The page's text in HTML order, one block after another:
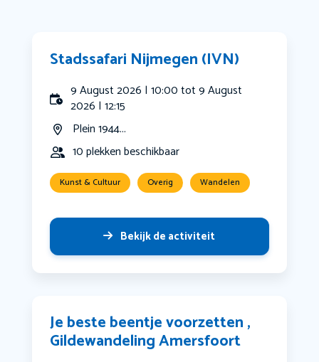
Stadssafari Nijmegen (IVN)
9 August 2026 | 10:00 tot 9 August
2026 | 12:15
Plein 1944...
10 plekken beschikbaar
Kunst & Cultuur Overig Wandelen
Bekijk de activiteit
Je beste beentje voorzetten ,
Gildewandeling Amersfoort